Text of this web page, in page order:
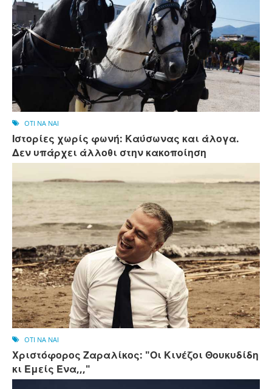
OTI NA NAI
Ιστορίες χωρίς φωνή: Καύσωνας και άλογα.
Δεν υπάρχει άλλοθι στην κακοποίηση
OTI NA NAI
Χριστόφορος Ζαραλίκος: "Οι Κινέζοι Θουκυδίδη
κι Εμείς Ένα,,,"